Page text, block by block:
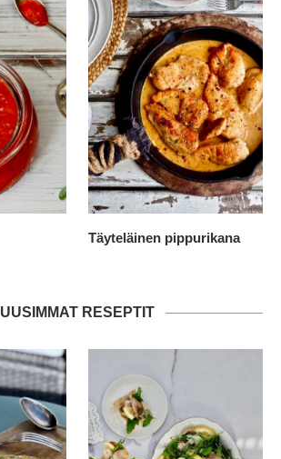
Täyteläinen pippurikana
UUSIMMAT RESEPTIT